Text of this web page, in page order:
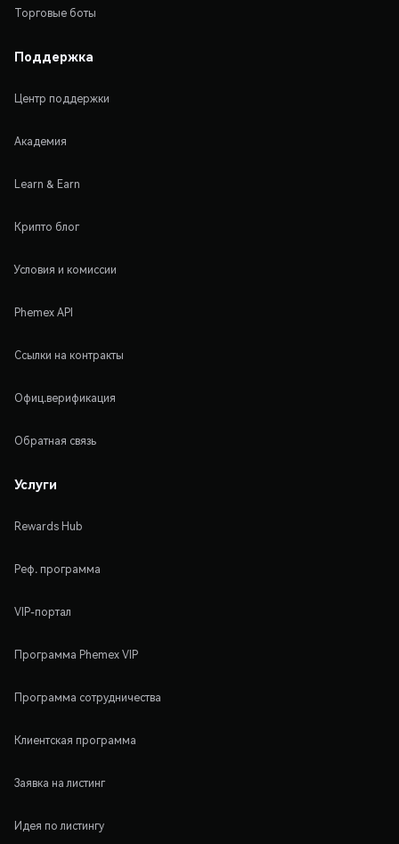
Торговые боты
Поддержка
Центр поддержки
Академия
Learn & Earn
Крипто блог
Условия и комиссии
Phemex API
Ссылки на контракты
Офиц.верификация
Обратная связь
Услуги
Rewards Hub
Реф. программа
VIP-портал
Программа Phemex VIP
Программа сотрудничества
Клиентская программа
Заявка на листинг
Идея по листингу